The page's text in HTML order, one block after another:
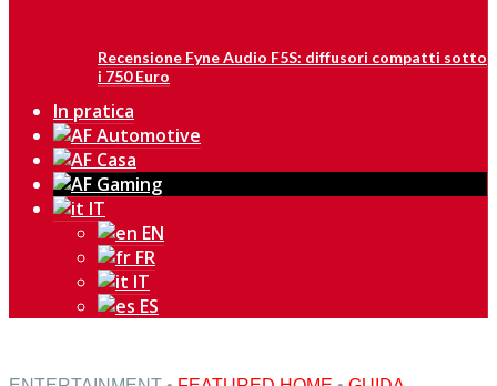
Recensione Fyne Audio F5S: diffusori compatti sotto
i 750 Euro
In pratica
IT
EN
FR
IT
ES